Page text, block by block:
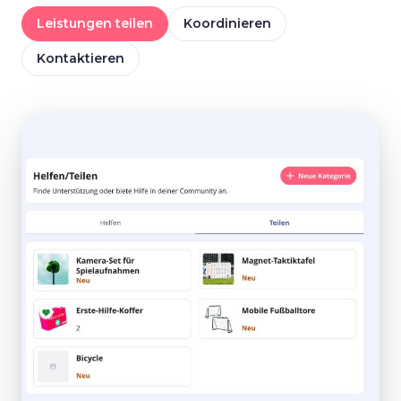
Leistungen teilen Koordinieren
Kontaktieren